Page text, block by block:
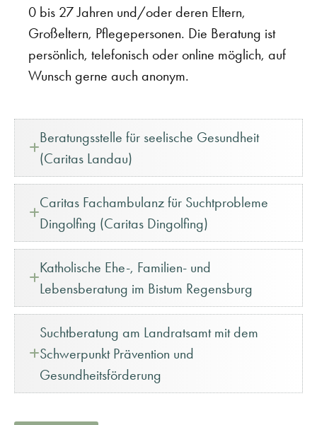
0 bis 27 Jahren und/oder deren Eltern,
Großeltern, Pflegepersonen. Die Beratung ist
persönlich, telefonisch oder online möglich, auf
Wunsch gerne auch anonym.
Beratungsstelle für seelische Gesundheit
(Caritas Landau)
Caritas Fachambulanz für Suchtprobleme
Dingolfing (Caritas Dingolfing)
Katholische Ehe-, Familien- und
Lebensberatung im Bistum Regensburg
Suchtberatung am Landratsamt mit dem
Schwerpunkt Prävention und
Gesundheitsförderung